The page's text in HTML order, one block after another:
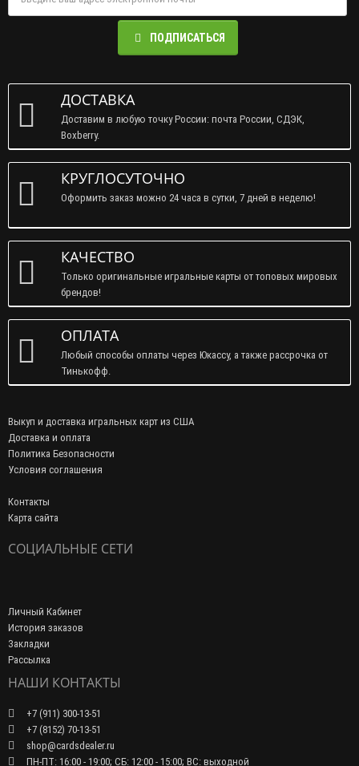
ПОДПИСАТЬСЯ
ДОСТАВКА
Доставим в любую точку России: почта России, СДЭК,
Boxberry.
КРУГЛОСУТОЧНО
Оформить заказ можно 24 часа в сутки, 7 дней в неделю!
КАЧЕСТВО
Только оригинальные игральные карты от топовых мировых
брендов!
ОПЛАТА
Любый способы оплаты через Юкассу, а также рассрочка от
Тинькофф.
Выкуп и доставка игральных карт из США
Доставка и оплата
Политика Безопасности
Условия соглашения
Контакты
Карта сайта
СОЦИАЛЬНЫЕ СЕТИ
Личный Кабинет
История заказов
Закладки
Рассылка
НАШИ КОНТАКТЫ
+7 (911) 300-13-51
+7 (8152) 70-13-51
shop@cardsdealer.ru
ПН-ПТ: 16:00 - 19:00; СБ: 12:00 - 15:00; ВС: выходной